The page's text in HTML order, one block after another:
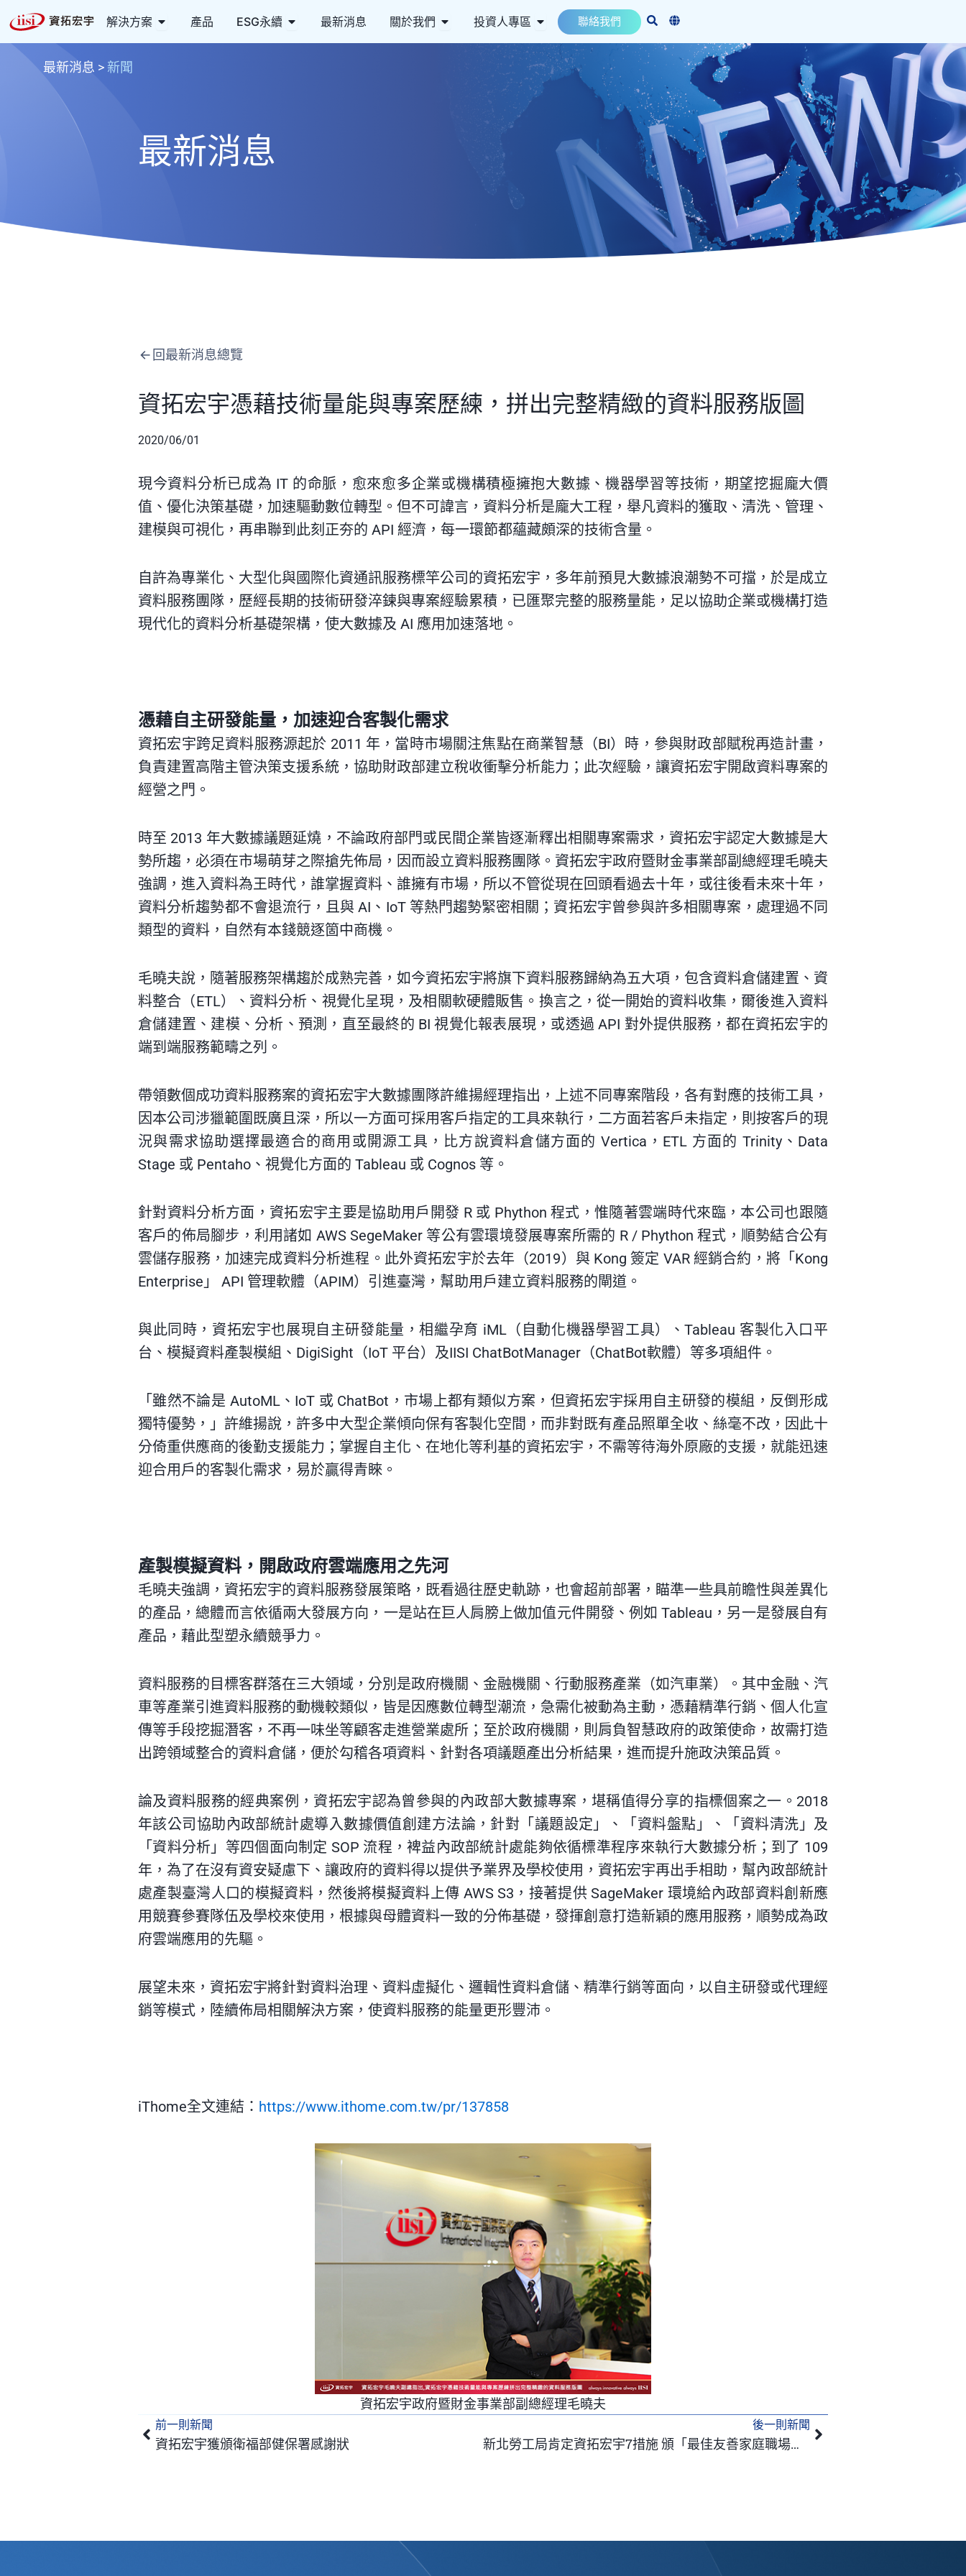
至
主
解決方案 Open 解決方案
產品 ESG永續 Open ESG永續
最新消息 關於我們 Open 關於我們
投資人專區 Open 投資人專區
聯絡我們
最新消息 > 新聞
最新消息
回最新消息總覽
資拓宏宇憑藉技術量能與專案歷練，拼出完整精緻的資料服務版圖
2020/06/01
現今資料分析已成為 IT 的命脈，愈來愈多企業或機構積極擁抱大數據、機器學習等技術，期望挖掘龐大價
值、優化決策基礎，加速驅動數位轉型。但不可諱言，資料分析是龐大工程，舉凡資料的獲取、清洗、管理、
建模與可視化，再串聯到此刻正夯的 API 經濟，每一環節都蘊藏頗深的技術含量。
自許為專業化、大型化與國際化資通訊服務標竿公司的資拓宏宇，多年前預見大數據浪潮勢不可擋，於是成立
資料服務團隊，歷經長期的技術研發淬鍊與專案經驗累積，已匯聚完整的服務量能，足以協助企業或機構打造
現代化的資料分析基礎架構，使大數據及 AI 應用加速落地。
憑藉自主研發能量，加速迎合客製化需求
資拓宏宇跨足資料服務源起於 2011 年，當時市場關注焦點在商業智慧（BI）時，參與財政部賦稅再造計畫，
負責建置高階主管決策支援系統，協助財政部建立稅收衝擊分析能力；此次經驗，讓資拓宏宇開啟資料專案的
經營之門。
時至 2013 年大數據議題延燒，不論政府部門或民間企業皆逐漸釋出相關專案需求，資拓宏宇認定大數據是大
勢所趨，必須在市場萌芽之際搶先佈局，因而設立資料服務團隊。資拓宏宇政府暨財金事業部副總經理毛曉夫
強調，進入資料為王時代，誰掌握資料、誰擁有市場，所以不管從現在回頭看過去十年，或往後看未來十年，
資料分析趨勢都不會退流行，且與 AI、IoT 等熱門趨勢緊密相關；資拓宏宇曾參與許多相關專案，處理過不同
類型的資料，自然有本錢競逐箇中商機。
毛曉夫說，隨著服務架構趨於成熟完善，如今資拓宏宇將旗下資料服務歸納為五大項，包含資料倉儲建置、資
料整合（ETL）、資料分析、視覺化呈現，及相關軟硬體販售。換言之，從一開始的資料收集，爾後進入資料
倉儲建置、建模、分析、預測，直至最終的 BI 視覺化報表展現，或透過 API 對外提供服務，都在資拓宏宇的
端到端服務範疇之列。
帶領數個成功資料服務案的資拓宏宇大數據團隊許維揚經理指出，上述不同專案階段，各有對應的技術工具，
因本公司涉獵範圍既廣且深，所以一方面可採用客戶指定的工具來執行，二方面若客戶未指定，則按客戶的現
況與需求協助選擇最適合的商用或開源工具，比方說資料倉儲方面的 Vertica，ETL 方面的 Trinity、Data
Stage 或 Pentaho、視覺化方面的 Tableau 或 Cognos 等。
針對資料分析方面，資拓宏宇主要是協助用戶開發 R 或 Phython 程式，惟隨著雲端時代來臨，本公司也跟隨
客戶的佈局腳步，利用諸如 AWS SegeMaker 等公有雲環境發展專案所需的 R / Phython 程式，順勢結合公有
雲儲存服務，加速完成資料分析進程。此外資拓宏宇於去年（2019）與 Kong 簽定 VAR 經銷合約，將「Kong
Enterprise」 API 管理軟體（APIM）引進臺灣，幫助用戶建立資料服務的閘道。
與此同時，資拓宏宇也展現自主研發能量，相繼孕育 iML（自動化機器學習工具）、Tableau 客製化入口平
台、模擬資料產製模組、DigiSight（IoT 平台）及IISI ChatBotManager（ChatBot軟體）等多項組件。
「雖然不論是 AutoML、IoT 或 ChatBot，市場上都有類似方案，但資拓宏宇採用自主研發的模組，反倒形成
獨特優勢，」許維揚說，許多中大型企業傾向保有客製化空間，而非對既有產品照單全收、絲毫不改，因此十
分倚重供應商的後勤支援能力；掌握自主化、在地化等利基的資拓宏宇，不需等待海外原廠的支援，就能迅速
迎合用戶的客製化需求，易於贏得青睞。
產製模擬資料，開啟政府雲端應用之先河
毛曉夫強調，資拓宏宇的資料服務發展策略，既看過往歷史軌跡，也會超前部署，瞄準一些具前瞻性與差異化
的產品，總體而言依循兩大發展方向，一是站在巨人肩膀上做加值元件開發、例如 Tableau，另一是發展自有
產品，藉此型塑永續競爭力。
資料服務的目標客群落在三大領域，分別是政府機關、金融機關、行動服務產業（如汽車業）。其中金融、汽
車等產業引進資料服務的動機較類似，皆是因應數位轉型潮流，急需化被動為主動，憑藉精準行銷、個人化宣
傳等手段挖掘潛客，不再一味坐等顧客走進營業處所；至於政府機關，則肩負智慧政府的政策使命，故需打造
出跨領域整合的資料倉儲，便於勾稽各項資料、針對各項議題產出分析結果，進而提升施政決策品質。
論及資料服務的經典案例，資拓宏宇認為曾參與的內政部大數據專案，堪稱值得分享的指標個案之一。2018
年該公司協助內政部統計處導入數據價值創建方法論，針對「議題設定」、「資料盤點」、「資料清洗」及
「資料分析」等四個面向制定 SOP 流程，裨益內政部統計處能夠依循標準程序來執行大數據分析；到了 109
年，為了在沒有資安疑慮下、讓政府的資料得以提供予業界及學校使用，資拓宏宇再出手相助，幫內政部統計
處產製臺灣人口的模擬資料，然後將模擬資料上傳 AWS S3，接著提供 SageMaker 環境給內政部資料創新應
用競賽參賽隊伍及學校來使用，根據與母體資料一致的分佈基礎，發揮創意打造新穎的應用服務，順勢成為政
府雲端應用的先驅。
展望未來，資拓宏宇將針對資料治理、資料虛擬化、邏輯性資料倉儲、精準行銷等面向，以自主研發或代理經
銷等模式，陸續佈局相關解決方案，使資料服務的能量更形豐沛。
iThome全文連結： https://www.ithome.com.tw/pr/137858
資拓宏宇政府暨財金事業部副總經理毛曉夫
上一頁
前一則新聞
資拓宏宇獲頒衛福部健保署感謝狀
後一則新聞
新北勞工局肯定資拓宏宇7措施 頒「最佳友善家庭職場」獎
下一篇